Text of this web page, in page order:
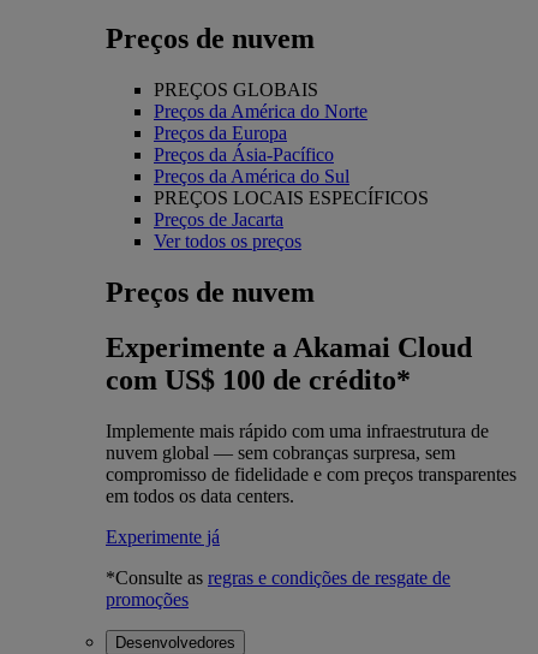
Preços de nuvem
PREÇOS GLOBAIS
Preços da América do Norte
Preços da Europa
Preços da Ásia-Pacífico
Preços da América do Sul
PREÇOS LOCAIS ESPECÍFICOS
Preços de Jacarta
Ver todos os preços
Preços de nuvem
Experimente a Akamai Cloud
com US$ 100 de crédito*
Implemente mais rápido com uma infraestrutura de
nuvem global — sem cobranças surpresa, sem
compromisso de fidelidade e com preços transparentes
em todos os data centers.
Experimente já
*Consulte as regras e condições de resgate de
promoções
Desenvolvedores